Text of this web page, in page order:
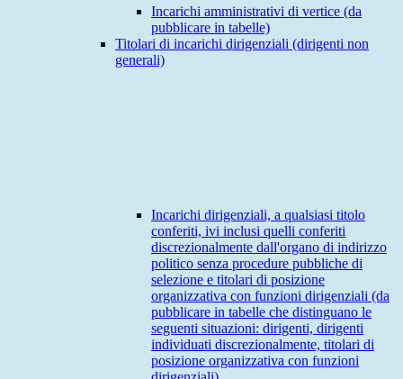
Incarichi amministrativi di vertice (da
pubblicare in tabelle)
Titolari di incarichi dirigenziali (dirigenti non
generali)
Incarichi dirigenziali, a qualsiasi titolo
conferiti, ivi inclusi quelli conferiti
discrezionalmente dall'organo di indirizzo
politico senza procedure pubbliche di
selezione e titolari di posizione
organizzativa con funzioni dirigenziali (da
pubblicare in tabelle che distinguano le
seguenti situazioni: dirigenti, dirigenti
individuati discrezionalmente, titolari di
posizione organizzativa con funzioni